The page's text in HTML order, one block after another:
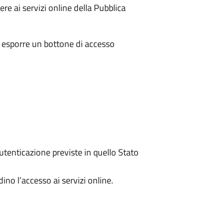
ai servizi online della Pubblica
un bottone di accesso
previste in quello Stato
l’accesso ai servizi online.